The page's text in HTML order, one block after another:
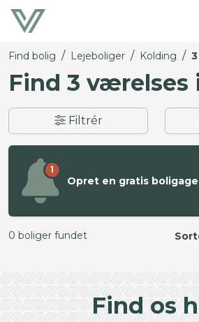
Find bolig / Lejeboliger / Kolding /
Find 3 værelses
Filtrér
1
Opret en gratis
0 boliger fundet
Find os